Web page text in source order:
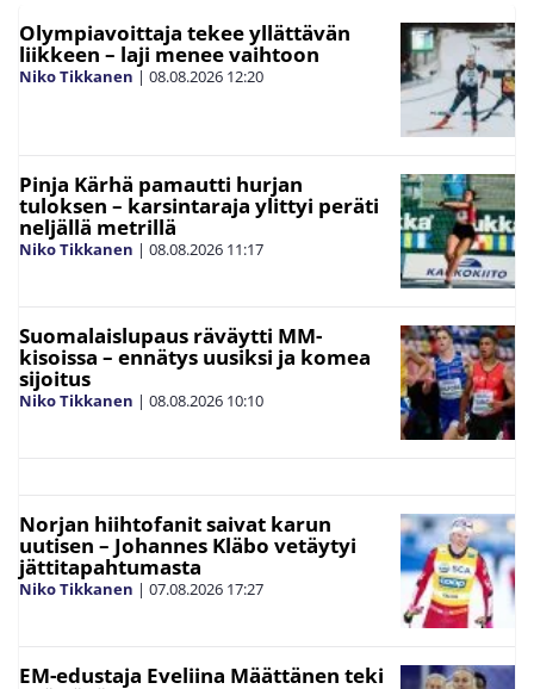
Olympiavoittaja tekee yllättävän
liikkeen – laji menee vaihtoon
Niko Tikkanen | 08.08.2026 12:20
Pinja Kärhä pamautti hurjan
tuloksen – karsintaraja ylittyi peräti
neljällä metrillä
Niko Tikkanen | 08.08.2026 11:17
Suomalaislupaus räväytti MM-
kisoissa – ennätys uusiksi ja komea
sijoitus
Niko Tikkanen | 08.08.2026 10:10
Norjan hiihtofanit saivat karun
uutisen – Johannes Kläbo vetäytyi
jättitapahtumasta
Niko Tikkanen | 07.08.2026 17:27
EM-edustaja Eveliina Määttänen teki